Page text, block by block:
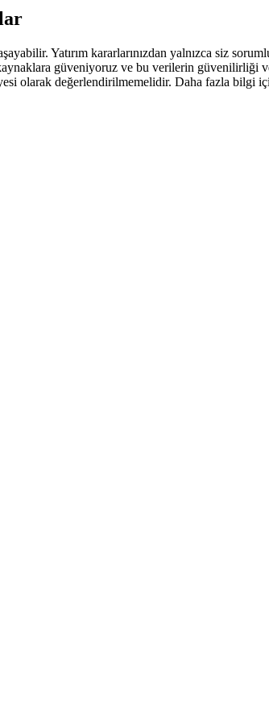
Yatırım kararlarınızdan yalnızca siz
güveniyoruz ve bu verilerin güvenilirliği
olarak değerlendirilmemelidir. Daha fazla bilgi